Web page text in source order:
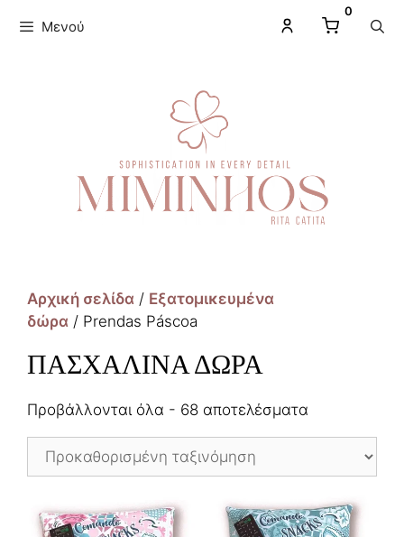
0
Μενού
Αρχική σελίδα / Εξατομικευμένα
δώρα / Prendas Páscoa
ΠΑΣΧΑΛΙΝΆ ΔΏΡΑ
Προβάλλονται όλα - 68 αποτελέσματα